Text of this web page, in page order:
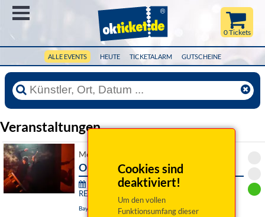
ALLE EVENTS HEUTE TICKETALARM GUTSCHEINE
0 Tickets
Cookies sind
deaktiviert!
Um den vollen
Funktionsumfang dieser
Veranstaltungen
Mo 10. August 2026 19:00 Uhr
Omnia tempus habent
76. Festival junger Künstler Bayreuth -
RE:SONANZ:
Bayreuth, Das Zentrum